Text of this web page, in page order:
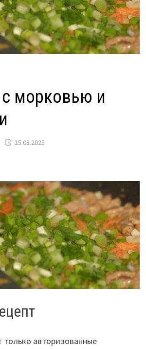
морковью и
15.08.2025
только авторизованные